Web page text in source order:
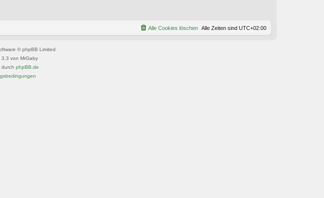
Alle Zeiten sind UTC+02:00
Alle Cookies löschen
© phpBB Limited
3.3 von MrGaby
durch phpBB.de